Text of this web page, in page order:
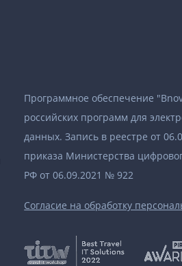
Программное обеспечение
российских программ для
данных. Запись в реестре от
приказа Министерства
РФ от 06.09.2021 № 922
Согласие на обработку